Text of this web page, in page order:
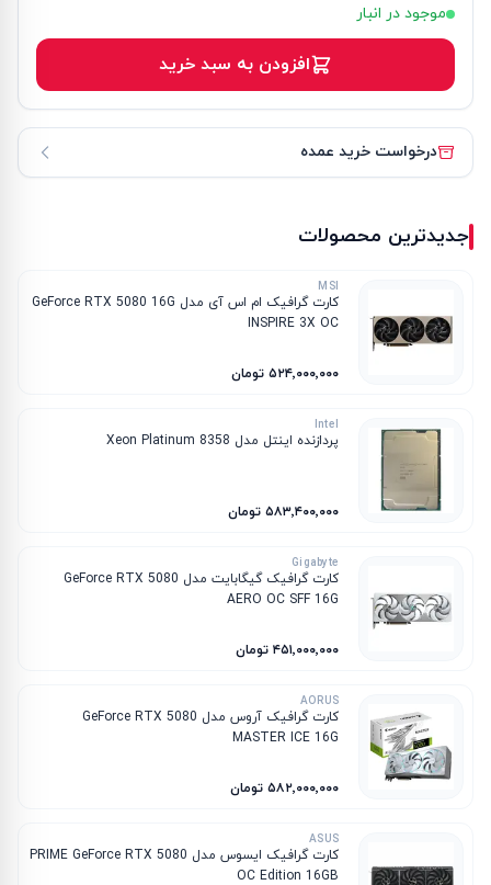
موجود در انبار
افزودن به سبد خرید
درخواست خرید عمده
جدیدترین محصولات
MSI
کارت گرافیک ام‌ اس‌ آی مدل GeForce RTX 5080 16G
INSPIRE 3X OC
۵۲۴٬۰۰۰٬۰۰۰ تومان
Intel
پردازنده اینتل مدل Xeon Platinum 8358
۵۸۳٬۴۰۰٬۰۰۰ تومان
Gigabyte
کارت گرافیک گیگابایت مدل GeForce RTX 5080
AERO OC SFF 16G
۴۵۱٬۰۰۰٬۰۰۰ تومان
AORUS
کارت گرافیک آروس مدل GeForce RTX 5080
MASTER ICE 16G
۵۸۲٬۰۰۰٬۰۰۰ تومان
ASUS
کارت گرافیک ایسوس مدل PRIME GeForce RTX 5080
OC Edition 16GB